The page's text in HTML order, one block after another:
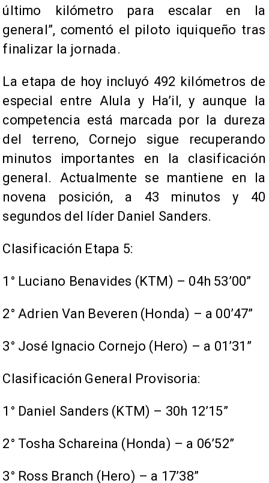
último kilómetro para escalar en la
general”, comentó el piloto iquiqueño tras
finalizar la jornada.
La etapa de hoy incluyó 492 kilómetros de
especial entre Alula y Ha’il, y aunque la
competencia está marcada por la dureza
del terreno, Cornejo sigue recuperando
minutos importantes en la clasificación
general. Actualmente se mantiene en la
novena posición, a 43 minutos y 40
segundos del líder Daniel Sanders.
Clasificación Etapa 5:
1° Luciano Benavides (KTM) – 04h 53’00”
2° Adrien Van Beveren (Honda) – a 00’47”
3° José Ignacio Cornejo (Hero) – a 01’31”
Clasificación General Provisoria:
1° Daniel Sanders (KTM) – 30h 12’15”
2° Tosha Schareina (Honda) – a 06’52”
3° Ross Branch (Hero) – a 17’38”